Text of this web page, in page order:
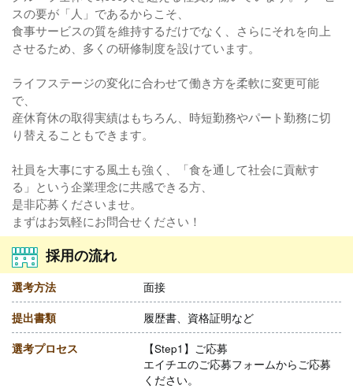
スの要が「人」であるからこそ、
食事サービスの質を維持するだけでなく、さらにそれを向上
させるため、多くの研修制度を設けています。
ライフステージの変化に合わせて働き方を柔軟に変更可能
で、
産休育休の取得実績はもちろん、時短勤務やパート勤務に切
り替えることもできます。
社員を大事にする風土も強く、「食を通して社会に貢献す
る」という企業理念に共感できる方、
是非応募くださいませ。
まずはお気軽にお問合せください！
採用の流れ
選考方法 面接
提出書類 履歴書、資格証明など
選考プロセス
【Step1】ご応募
エイチエのご応募フォームからご応募
ください。